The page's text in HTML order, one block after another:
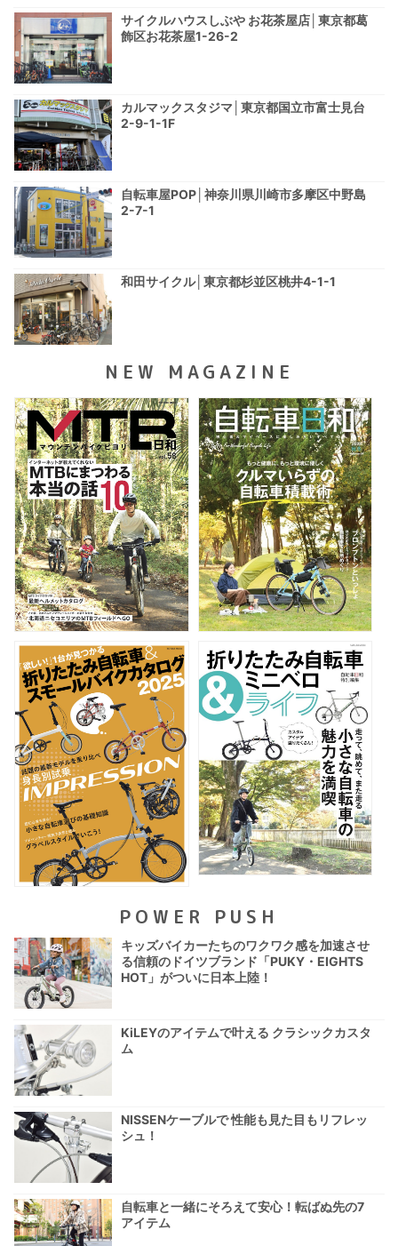
サイクルハウスしぶや お花茶屋店│東京都葛
飾区お花茶屋1-26-2
カルマックスタジマ│東京都国立市富士見台
2-9-1-1F
自転車屋POP│神奈川県川崎市多摩区中野島
2-7-1
和田サイクル│東京都杉並区桃井4-1-1
NEW MAGAZINE
POWER PUSH
キッズバイカーたちのワクワク感を加速させ
る信頼のドイツブランド「PUKY・EIGHTS
HOT」がついに日本上陸！
KiLEYのアイテムで叶える クラシックカスタ
ム
NISSENケーブルで 性能も見た目もリフレッ
シュ！
自転車と一緒にそろえて安心！転ばぬ先の7
アイテム